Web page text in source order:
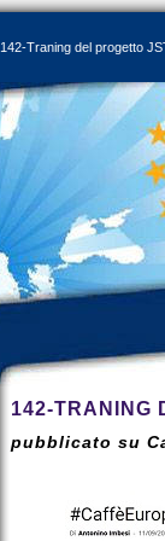
142-Traning del progetto
142-TRANING
pubblicato su